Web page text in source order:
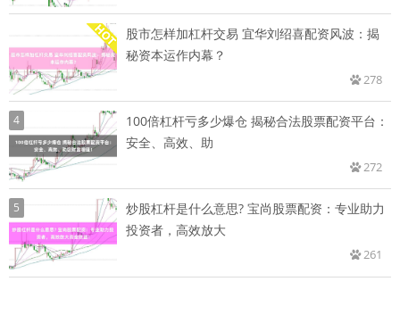
股市怎样加杠杆交易 宜华刘绍喜配资风波：揭
秘资本运作内幕？
278
4
100倍杠杆亏多少爆仓 揭秘合法股票配资平台：
安全、高效、助
272
5
炒股杠杆是什么意思? 宝尚股票配资：专业助力
投资者，高效放大
261